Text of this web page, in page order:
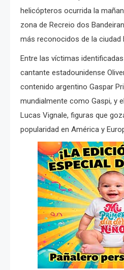
helicópteros ocurrida la
zona de Recreio dos
más reconocidos de la ciudad
Entre las víctimas
cantante estadounidense
contenido argentino Gaspar
mundialmente como Gaspi, y
Lucas Vignale, figuras que
popularidad en América y